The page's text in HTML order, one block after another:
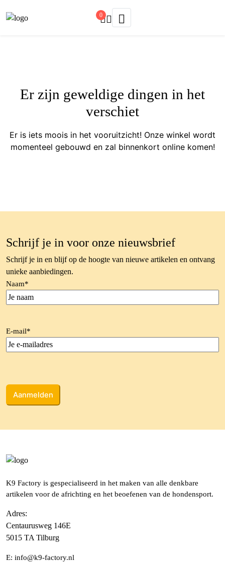
0
Er zijn geweldige dingen in het
verschiet
Er is iets moois in het vooruitzicht! Onze winkel wordt
momenteel gebouwd en zal binnenkort online komen!
Schrijf je in voor onze nieuwsbrief
Schrijf je in en blijf op de hoogte van nieuwe artikelen en ontvang
unieke aanbiedingen.
Naam*
E-mail*
K9 Factory is gespecialiseerd in het maken van alle denkbare
artikelen voor de africhting en het beoefenen van de hondensport.
Adres:
Centaurusweg 146E
5015 TA Tilburg
E: info@k9-factory.nl